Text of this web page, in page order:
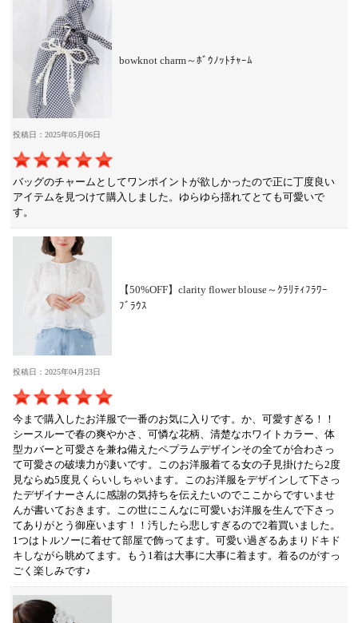
bowknot charm～ﾎﾞｳﾉｯﾄﾁｬｰﾑ
投稿日：2025年05月06日
バッグのチャームとしてワンポイントが欲しかったので正に丁度良い
アイテムを見つけて購入しました。ゆらゆら揺れてとても可愛いで
す。
【50%OFF】clarity flower blouse～ｸﾗﾘﾃｨﾌﾗﾜｰ
ﾌﾞﾗｳｽ
投稿日：2025年04月23日
今まで購入したお洋服で一番のお気に入りです。か、可愛すぎる！！
シースルーで春の爽やかさ、可憐な花柄、清楚なホワイトカラー、体
型カバーと可愛さを兼ね備えたペプラムデザインその全てが合わさっ
て可愛さの破壊力が凄いです。このお洋服着てる女の子見掛けたら2度
見ならぬ5度見くらいしちゃいます。このお洋服をデザインして下さっ
たデザイナーさんに感謝の気持ちを伝えたいのでここからですいませ
んが書いておきます。この世にこんなに可愛いお洋服を生んで下さっ
てありがとう御座います！！汚したら悲しすぎるので2着買いました。
1つはトルソーに着せて部屋で飾ってます。可愛い過ぎるあまりドキド
キしながら眺めてます。もう1着は大事に大事に着ます。着るのがすっ
ごく楽しみです♪